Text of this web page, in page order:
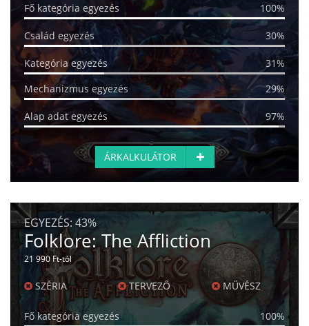
Fő kategória egyezés 100%
Család egyezés 30%
Kategória egyezés
31%
Mechanizmus egyezés
29%
Alap adat egyezés 97%
ÁRKALKULÁTOR
EGYEZÉS: 43%
Folklore: The Affliction
21 990 Ft-tól
SZÉRIA TERVEZŐ MŰVÉSZ
Fő kategória egyezés 100%